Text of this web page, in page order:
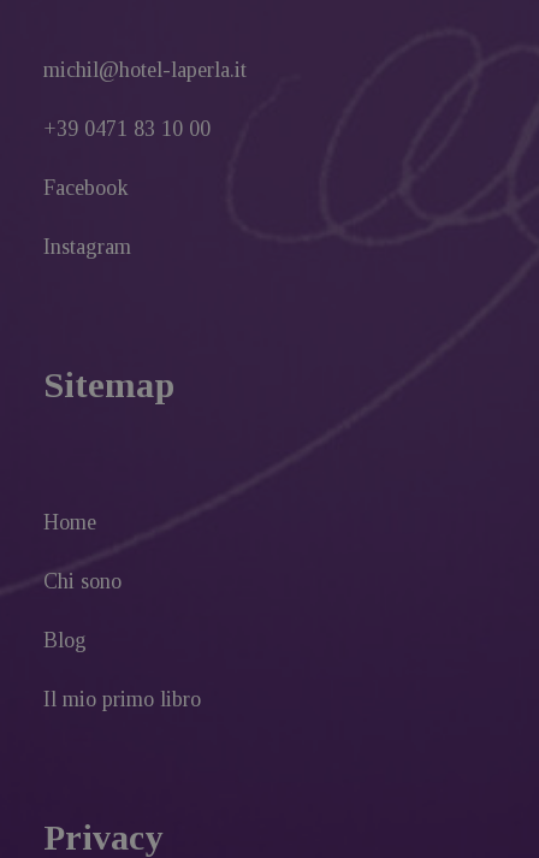
michil@hotel-laperla.it
+39 0471 83 10 00
Facebook
Instagram
Sitemap
Home
Chi sono
Blog
Il mio primo libro
Privacy